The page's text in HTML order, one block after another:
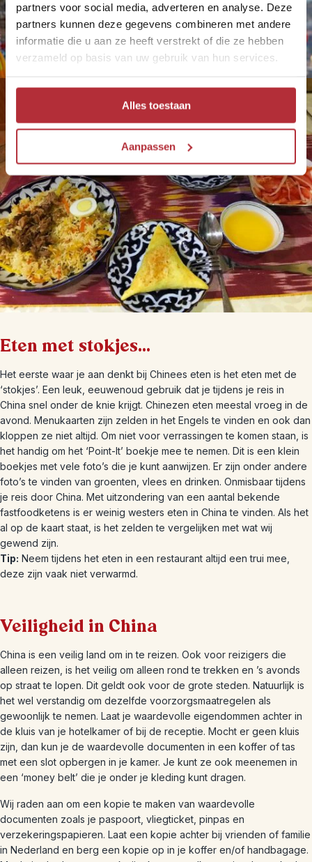
partners voor social media, adverteren en analyse. Deze
partners kunnen deze gegevens combineren met andere
informatie die u aan ze heeft verstrekt of die ze hebben
verzameld op basis van uw gebruik van hun services.
Alles toestaan
Aanpassen
Eten met stokjes...
Het eerste waar je aan denkt bij Chinees eten is het eten met de
‘stokjes’. Een leuk, eeuwenoud gebruik dat je tijdens je reis in
China snel onder de knie krijgt. Chinezen eten meestal vroeg in de
avond. Menukaarten zijn zelden in het Engels te vinden en ook dan
kloppen ze niet altijd. Om niet voor verrassingen te komen staan, is
het handig om het ‘Point-It’ boekje mee te nemen. Dit is een klein
boekjes met vele foto’s die je kunt aanwijzen. Er zijn onder andere
foto’s te vinden van groenten, vlees en drinken. Onmisbaar tijdens
je reis door China. Met uitzondering van een aantal bekende
fastfoodketens is er weinig westers eten in China te vinden. Als het
al op de kaart staat, is het zelden te vergelijken met wat wij
gewend zijn.
Tip: Neem tijdens het eten in een restaurant altijd een trui mee,
deze zijn vaak niet verwarmd.
Veiligheid in China
China is een veilig land om in te reizen. Ook voor reizigers die
alleen reizen, is het veilig om alleen rond te trekken en ’s avonds
op straat te lopen. Dit geldt ook voor de grote steden. Natuurlijk is
het wel verstandig om dezelfde voorzorgsmaatregelen als
gewoonlijk te nemen. Laat je waardevolle eigendommen achter in
de kluis van je hotelkamer of bij de receptie. Mocht er geen kluis
zijn, dan kun je de waardevolle documenten in een koffer of tas
met een slot opbergen in je kamer. Je kunt ze ook meenemen in
een ‘money belt’ die je onder je kleding kunt dragen.
Wij raden aan om een kopie te maken van waardevolle
documenten zoals je paspoort, vliegticket, pinpas en
verzekeringspapieren. Laat een kopie achter bij vrienden of familie
in Nederland en berg een kopie op in je koffer en/of handbagage.